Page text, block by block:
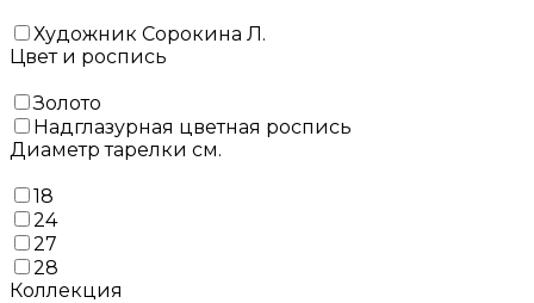
Художник Сорокина Л.
Цвет и роспись
Золото
Надглазурная цветная роспись
Диаметр тарелки см.
18
24
27
28
Коллекция